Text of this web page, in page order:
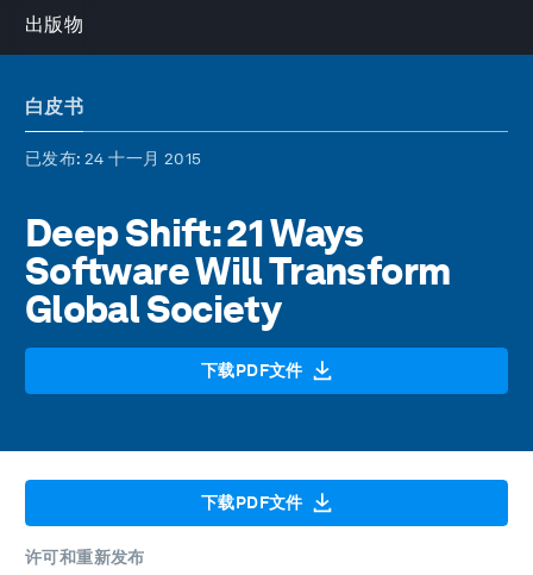
出版物
白皮书
已发布: 24 十一月 2015
Deep Shift: 21 Ways
Software Will Transform
Global Society
下载PDF文件
下载PDF文件
许可和重新发布